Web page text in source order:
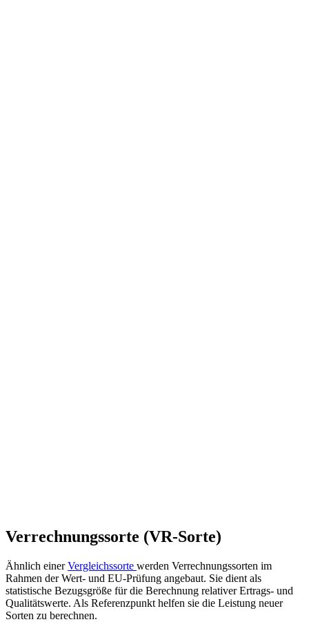
Verrechnungssorte (VR-Sorte)
Ähnlich einerVergleichssorte werden Verrechnungssorten im
Rahmen der Wert- und EU-Prüfung angebaut. Sie dient als
statistische Bezugsgröße für die Berechnung relativer Ertrags- und
Qualitätswerte. Als Referenzpunkt helfen sie die Leistung neuer
Sorten zu berechnen.